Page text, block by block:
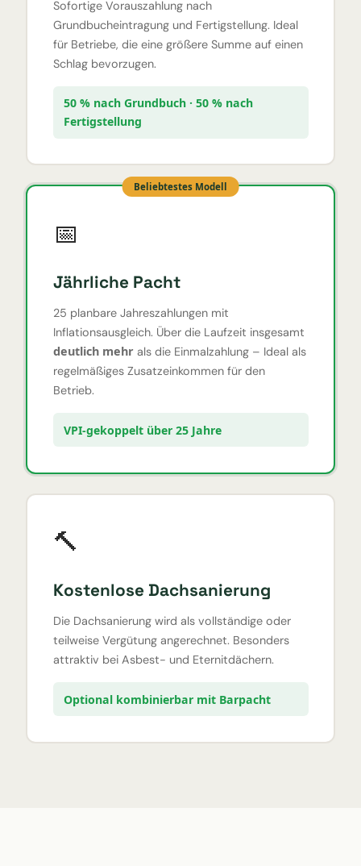
Sofortige Vorauszahlung nach
Grundbucheintragung und Fertigstellung. Ideal
für Betriebe, die eine größere Summe auf einen
Schlag bevorzugen.
50 % nach Grundbuch · 50 % nach
Fertigstellung
Beliebtestes Modell
📅
Jährliche Pacht
25 planbare Jahreszahlungen mit
Inflationsausgleich. Über die Laufzeit insgesamt
deutlich mehrals die Einmalzahlung – Ideal als
regelmäßiges Zusatzeinkommen für den
Betrieb.
VPI-gekoppelt über 25 Jahre
🔨
Kostenlose Dachsanierung
Die Dachsanierung wird als vollständige oder
teilweise Vergütung angerechnet. Besonders
attraktiv bei Asbest- und Eternitdächern.
Optional kombinierbar mit Barpacht